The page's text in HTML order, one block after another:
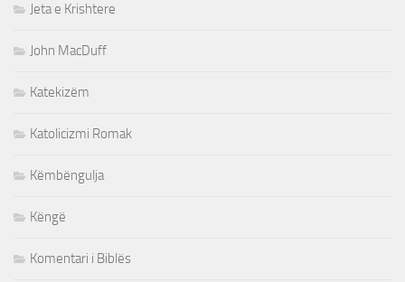
Jeta e Krishtere
John MacDuff
Katekizëm
Katolicizmi Romak
Këmbëngulja
Këngë
Komentari i Biblës